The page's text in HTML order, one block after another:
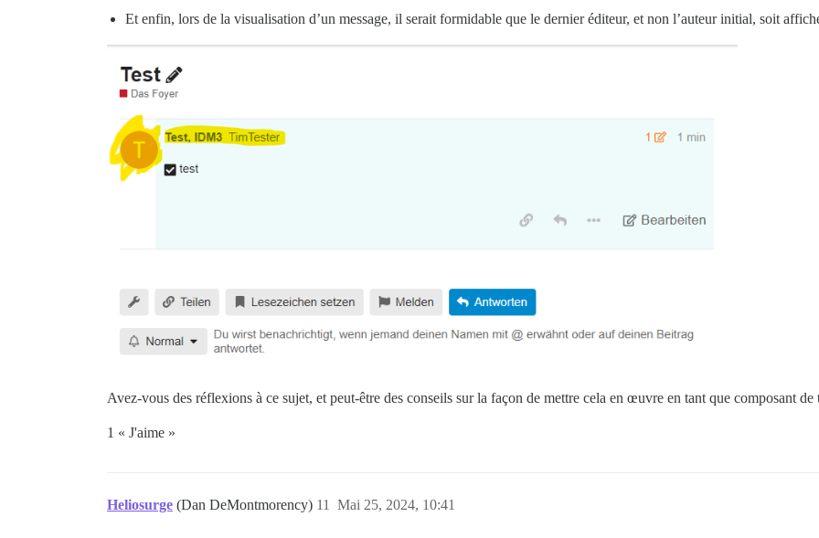
Et enfin, lors de la visualisation d’un message, il serait formidable que le dernier éditeur, et non l’auteur initial, soit
Avez-vous des réflexions à ce sujet, et peut-être des conseils sur la façon de mettre cela en œuvre en tant que composant de
1 « J'aime »
Heliosurge (Dan DeMontmorency) Mai 25, 2024, 10:41
11